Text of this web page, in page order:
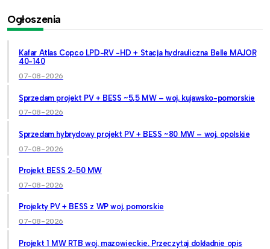
Ogłoszenia
Kafar Atlas Copco LPD-RV -HD + Stacja hydrauliczna Belle MAJOR
40-140
07-08-2026
Sprzedam projekt PV + BESS ~5,5 MW – woj. kujawsko-pomorskie
07-08-2026
Sprzedam hybrydowy projekt PV + BESS ~80 MW – woj. opolskie
07-08-2026
Projekt BESS 2-50 MW
07-08-2026
Projekty PV + BESS z WP woj. pomorskie
07-08-2026
Projekt 1 MW RTB woj. mazowieckie. Przeczytaj dokładnie opis